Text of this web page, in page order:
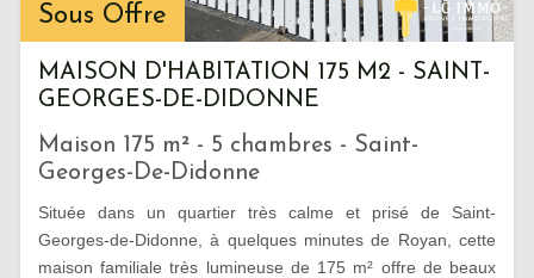
Sous Offre
MAISON D'HABITATION 175 M2 - SAINT-
GEORGES-DE-DIDONNE
Maison 175 m² - 5 chambres - Saint-
Georges-De-Didonne
Située dans un quartier très calme et prisé de Saint-
Georges-de-Didonne, à quelques minutes de Royan, cette
maison familiale très lumineuse de 175 m² offre de beaux